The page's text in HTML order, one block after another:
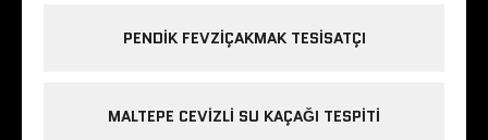
PENDIK FEVZIÇAKMAK TESISATÇI
MALTEPE CEVIZLI SU KAÇAĞI TESPITI